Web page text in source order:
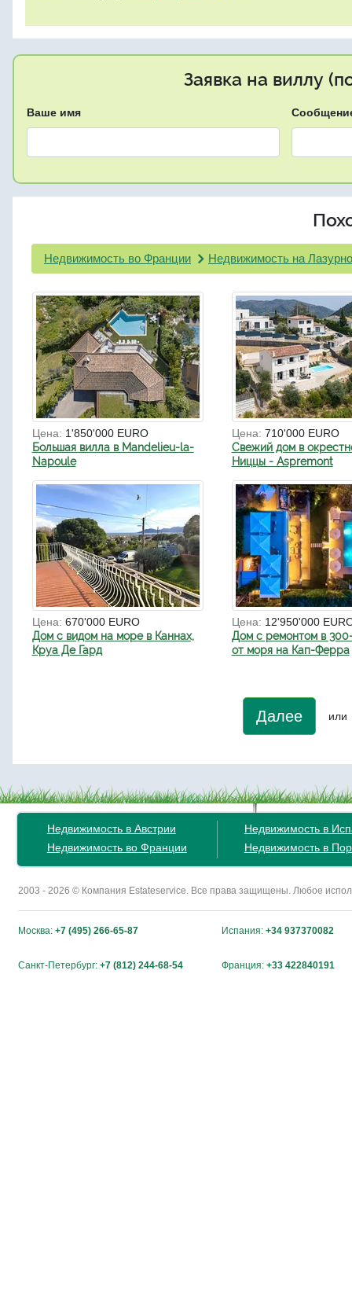
Заявка на виллу
Ваше имя
Недвижимость во Франции Недвижимость на
Цена: 1'850'000 EURO
Большая вилла в Mandelieu-la-
Napoule
Цена: 710'000 EURO
Свежий дом в
Ниццы - Aspremont
Цена: 670'000 EURO
Дом с видом на море в Каннах,
Круа Де Гард
Цена: 12'950'000
Дом с ремонтом в
от моря на Кап-Ферра
Далее или
Недвижимость в Австрии
Недвижимость во Франции
Недвижимость в
Недвижимость в
2003 - 2026 © Компания Estateservice. Все права защищены. Любое
Москва: +7 (495) 266-65-87 Испания: +34 937370082
Санкт-Петербург: +7 (812) 244-68-54 Франция: +33 422840191